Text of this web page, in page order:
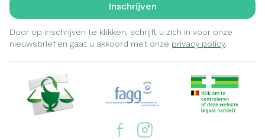
Inschrijven
Door op inschrijven te klikken, schrijft u zich in voor onze
nieuwsbrief en gaat u akkoord met onze privacy policy.